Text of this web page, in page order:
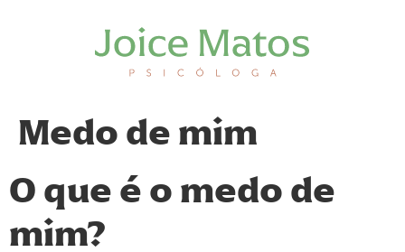
Medo de mim
O que é o medo de
mim?